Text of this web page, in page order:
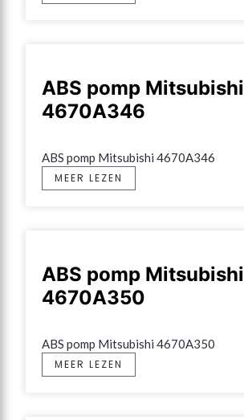
ABS pomp Mitsubishi
4670A346
ABS pomp Mitsubishi 4670A346
MEER LEZEN
ABS pomp Mitsubishi
4670A350
ABS pomp Mitsubishi 4670A350
MEER LEZEN